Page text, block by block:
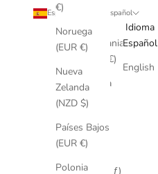
€)
Noruega
(EUR €)
Nueva
Zelanda
(NZD $)
Países Bajos
(EUR €)
Polonia
España (EUR €)
País
Alemania
(EUR €)
Arabia
Saudí
ر.س)
(AWG ƒ)
Español
Idioma
Español
English